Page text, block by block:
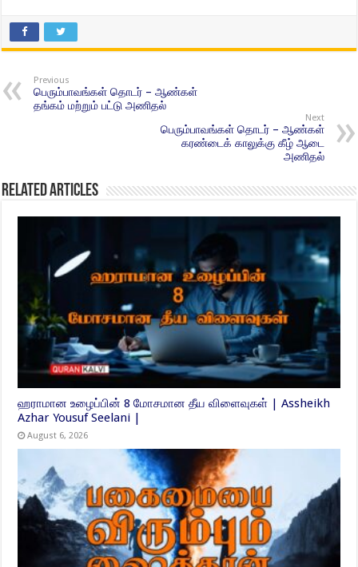
Previous
பெரும்பாவங்கள் தொடர் – ஆண்கள்
தங்கம் மற்றும் பட்டு அணிதல்
Next
பெரும்பாவங்கள் தொடர் – ஆண்கள்
கரண்டைக் காலுக்கு கீழ் ஆடை
அணிதல்
Related Articles
ஹராமான உழைப்பின் 8 மோசமான தீய விளைவுகள் | Assheikh
Azhar Yousuf Seelani |
August 6, 2026